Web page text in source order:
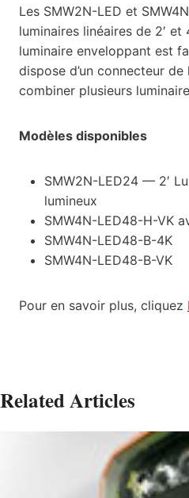
Les SMW2N-LED et
luminaires linéaires de 2′ et
luminaire enveloppant est
dispose d’un connecteur
combiner plusieurs
Modèles disponibles
SMW2N-LED24 — 2′
lumineux
SMW4N-LED48-H-VK
SMW4N-LED48-B-4K
SMW4N-LED48-B-VK
Pour en savoir plus, cliquez
Related Articles